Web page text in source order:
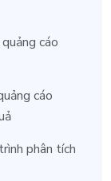
cáo
cáo
phân tích